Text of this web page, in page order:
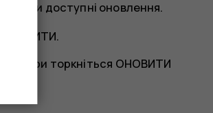
доступні оновлення.
ОНОВИТИ.
та ігри торкніться ОНОВИТИ